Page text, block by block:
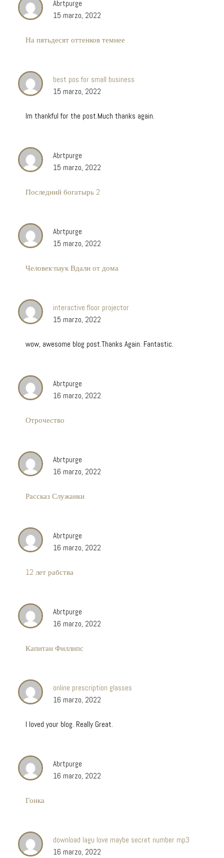
Abrtpurge
15 marzo, 2022
На пятьдесят оттенков темнее
best pos for small business
15 marzo, 2022
Im thankful for the post.Much thanks again.
Abrtpurge
15 marzo, 2022
Последний богатырь 2
Abrtpurge
15 marzo, 2022
Человек-паук Вдали от дома
interactive floor projector
15 marzo, 2022
wow, awesome blog post.Thanks Again. Fantastic.
Abrtpurge
16 marzo, 2022
Отрочество
Abrtpurge
16 marzo, 2022
Рассказ Служанки
Abrtpurge
16 marzo, 2022
12 лет рабства
Abrtpurge
16 marzo, 2022
Капитан Филлипс
online prescription glasses
16 marzo, 2022
I loved your blog. Really Great.
Abrtpurge
16 marzo, 2022
Гонка
download lagu love maybe secret number mp3
16 marzo, 2022